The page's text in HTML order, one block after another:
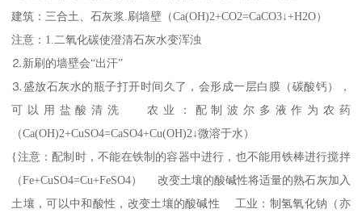
建筑：三合土、石灰浆.刷墙壁（Ca(OH)2+CO2=CaCO3↓+H2O）
注意：1.二氧化碳使澄清石灰水变浑浊
⒉新刷的墙壁会“出汗”
⒊盛放石灰水的瓶子打开时间久了，会形成一层白膜（碳酸钙），
可以用盐酸清洗 农业：配制波尔多液作为农药
（Ca(OH)2+CuSO4=CaSO4+Cu(OH)2↓微溶于水）
{注意：配制时，不能在铁制的容器中进行，也不能用铁棒进行搅拌
（Fe+CuSO4=Cu+FeSO4） 改变土壤的酸碱性将适量的熟石灰加入
土壤，可以中和酸性，改变土壤的酸碱性 工业：制氢氧化钠（亦